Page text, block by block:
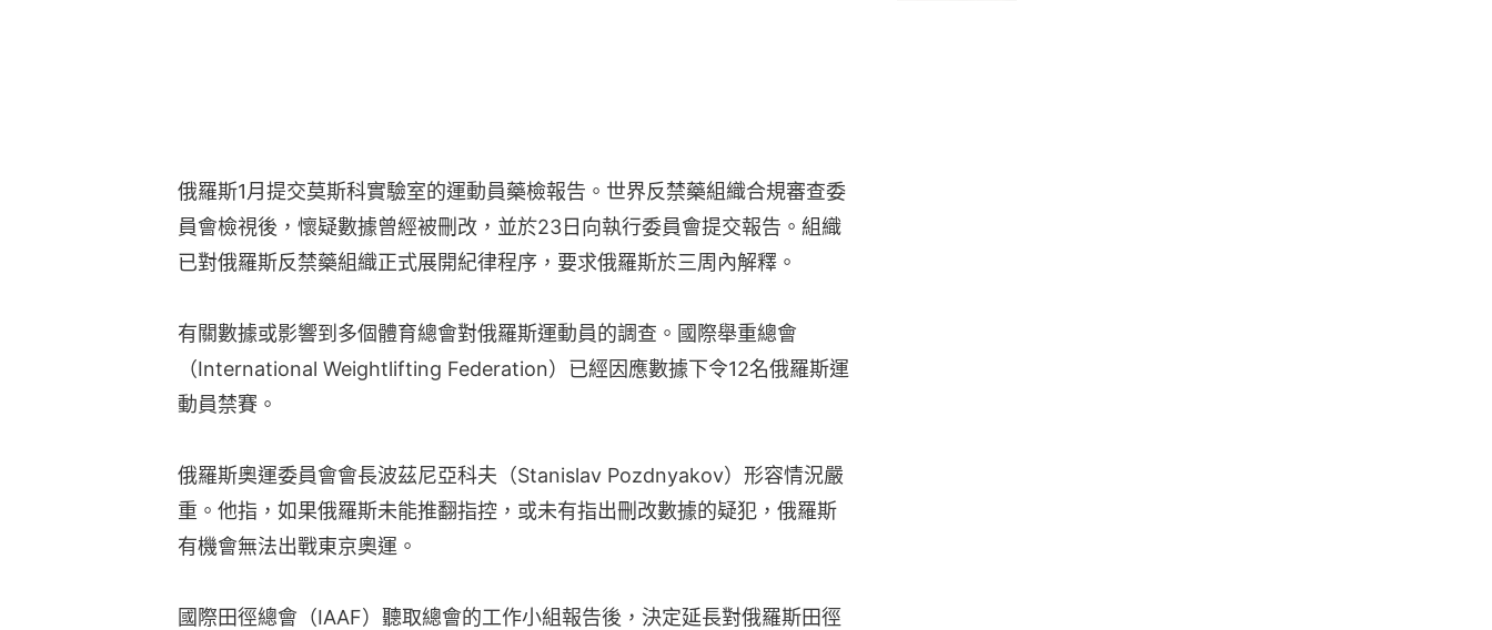
俄羅斯1月提交莫斯科實驗室的運動員藥檢報告。世界反禁藥組織合規審查委
員會檢視後，懷疑數據曾經被刪改，並於23日向執行委員會提交報告。組織
已對俄羅斯反禁藥組織正式展開紀律程序，要求俄羅斯於三周內解釋。
有關數據或影響到多個體育總會對俄羅斯運動員的調查。國際舉重總會
（International Weightlifting Federation）已經因應數據下令12名俄羅斯運
動員禁賽。
俄羅斯奧運委員會會長波茲尼亞科夫（Stanislav Pozdnyakov）形容情況嚴
重。他指，如果俄羅斯未能推翻指控，或未有指出刪改數據的疑犯，俄羅斯
有機會無法出戰東京奧運。
國際田徑總會（IAAF）聽取總會的工作小組報告後，決定延長對俄羅斯田徑